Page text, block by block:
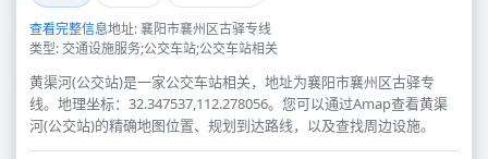
查看完整信息地址: 襄阳市襄州区古驿专线
类型: 交通设施服务;公交车站;公交车站相关
黄渠河(公交站)是一家公交车站相关，地址为襄阳市襄州区古驿专
线。地理坐标：32.347537,112.278056。您可以通过Amap查看黄渠
河(公交站)的精确地图位置、规划到达路线，以及查找周边设施。